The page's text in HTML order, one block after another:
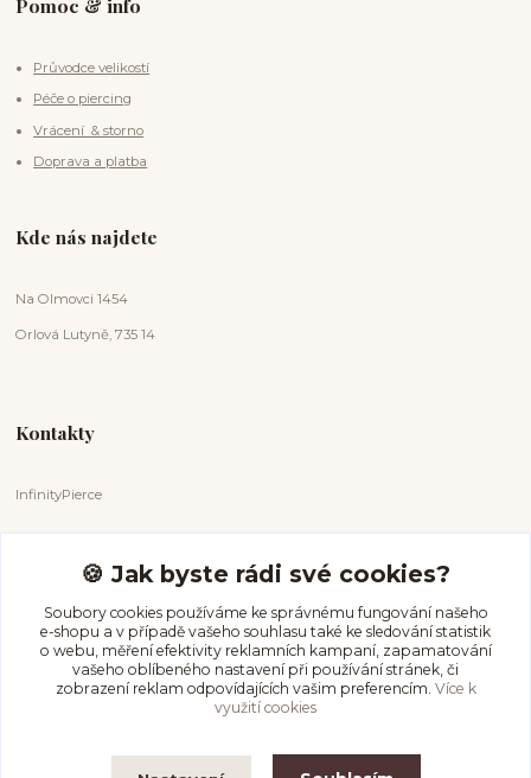
Pomoc & info
Průvodce velikostí
Péče o piercing
Vrácení & storno
Doprava a platba
Kde nás najdete
Na Olmovci 1454
Orlová Lutyně, 735 14
Kontakty
InfinityPierce
+420 731 681 038
(Po-Ne, 9-18 hod.)
info@infinitypierce.cz
🍪 Jak byste rádi své cookies?
Soubory cookies používáme ke správnému fungování našeho
e-shopu a v případě vašeho souhlasu také ke sledování statistik
o webu, měření efektivity reklamních kampaní, zapamatování
vašeho oblíbeného nastavení při používání stránek, či
zobrazení reklam odpovídajících vašim preferencím. Více k
využití cookies